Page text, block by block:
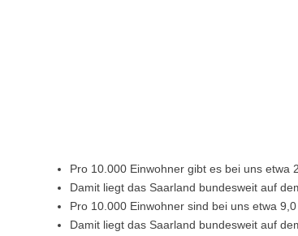
Pro 10.000 Einwohner gibt es bei uns etwa
Damit liegt das Saarland bundesweit auf
Pro 10.000 Einwohner sind bei uns etwa
Damit liegt das Saarland bundesweit auf